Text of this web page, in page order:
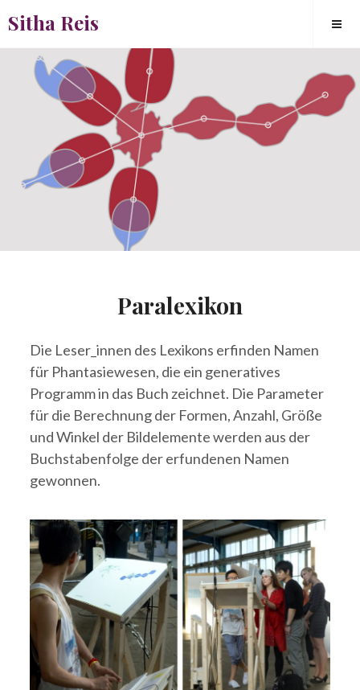
to
content
Sitha Reis
Paralexikon
Square
Die Leser_innen des Lexikons erfinden Namen
für Phantasiewesen, die ein generatives
Programm in das Buch zeichnet. Die Parameter
für die Berechnung der Formen, Anzahl, Größe
und Winkel der Bildelemente werden aus der
Buchstabenfolge der erfundenen Namen
gewonnen.